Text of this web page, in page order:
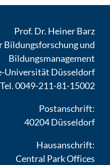
Prof. Dr. Heiner Barz
Bildungsforschung und
Bildungsmanagement
Universität Düsseldorf
Tel. 0049-211-81-15002
Postanschrift:
40204 Düsseldorf
Hausanschrift:
Central Park Offices